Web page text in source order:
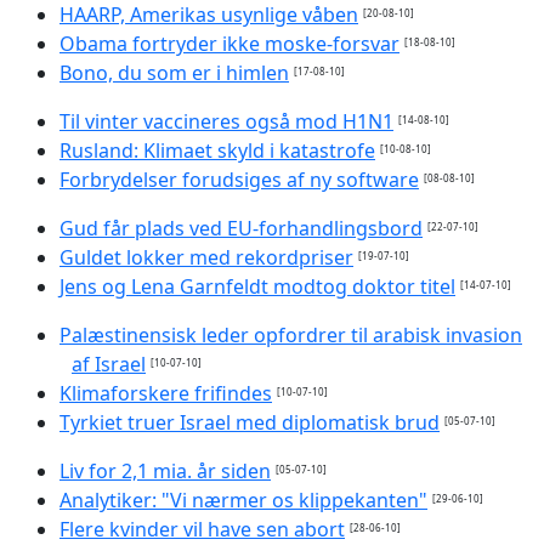
HAARP, Amerikas usynlige våben [20-08-10]
Obama fortryder ikke moske-forsvar [18-08-10]
Bono, du som er i himlen [17-08-10]
Til vinter vaccineres også mod H1N1 [14-08-10]
Rusland: Klimaet skyld i katastrofe [10-08-10]
Forbrydelser forudsiges af ny software [08-08-10]
Gud får plads ved EU-forhandlingsbord [22-07-10]
Guldet lokker med rekordpriser [19-07-10]
Jens og Lena Garnfeldt modtog doktor titel [14-07-10]
Palæstinensisk leder opfordrer til arabisk invasion
af Israel [10-07-10]
Klimaforskere frifindes [10-07-10]
Tyrkiet truer Israel med diplomatisk brud [05-07-10]
Liv for 2,1 mia. år siden [05-07-10]
Analytiker: "Vi nærmer os klippekanten" [29-06-10]
Flere kvinder vil have sen abort [28-06-10]